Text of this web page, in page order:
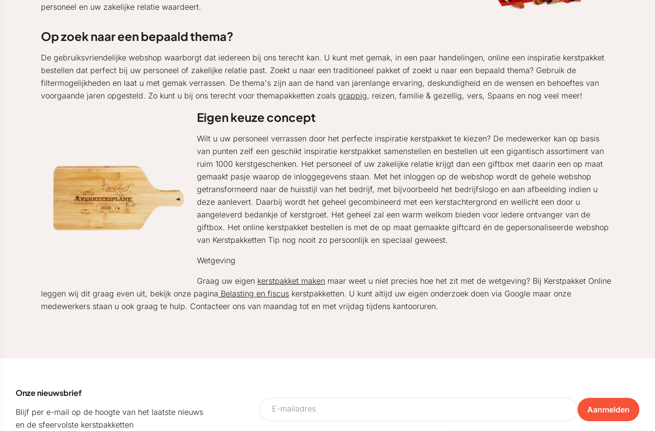
personeel en uw zakelijke relatie waardeert.
Op zoek naar een bepaald thema?
De gebruiksvriendelijke webshop waarborgt dat iedereen bij ons terecht kan. U kunt met gemak, in een paar handelingen, online een inspiratie kerstpakket
bestellen dat perfect bij uw personeel of zakelijke relatie past. Zoekt u naar een traditioneel pakket of zoekt u naar een bepaald thema? Gebruik de
filtermogelijkheden en laat u met gemak verrassen. De thema's zijn aan de hand van jarenlange ervaring, deskundigheid en de wensen en behoeftes van
voorgaande jaren opgesteld. Zo kunt u bij ons terecht voor themapakketten zoals grappig, reizen, familie & gezellig, vers, Spaans en nog veel meer!
Eigen keuze concept
Wilt u uw personeel verrassen door het perfecte inspiratie kerstpakket te kiezen? De medewerker kan op basis
van punten zelf een geschikt inspiratie kerstpakket samenstellen en bestellen uit een gigantisch assortiment van
ruim 1000 kerstgeschenken. Het personeel of uw zakelijke relatie krijgt dan een giftbox met daarin een op maat
gemaakt pasje waarop de inloggegevens staan. Met het inloggen op de webshop wordt de gehele webshop
getransformeerd naar de huisstijl van het bedrijf, met bijvoorbeeld het bedrijfslogo en aan afbeelding indien u
deze aanlevert. Daarbij wordt het geheel gecombineerd met een kerstachtergrond en wellicht een door u
aangeleverd bedankje of kerstgroet. Het geheel zal een warm welkom bieden voor iedere ontvanger van de
giftbox. Het online kerstpakket bestellen is met de op maat gemaakte giftcard én de gepersonaliseerde webshop
van Kerstpakketten Tip nog nooit zo persoonlijk en speciaal geweest.
Wetgeving
Graag uw eigen kerstpakket maken maar weet u niet precies hoe het zit met de wetgeving? Bij Kerstpakket Online
leggen wij dit graag even uit, bekijk onze pagina Belasting en fiscus kerstpakketten. U kunt altijd uw eigen onderzoek doen via Google maar onze
medewerkers staan u ook graag te hulp. Contacteer ons van maandag tot en met vrijdag tijdens kantooruren.
Onze nieuwsbrief
Blijf per e-mail op de hoogte van het laatste nieuws
en de sfeervolste kerstpakketten
Aanmelden